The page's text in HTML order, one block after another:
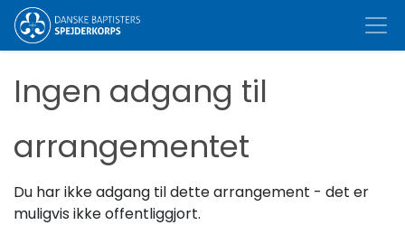
Ingen adgang til
arrangementet
Du har ikke adgang til dette arrangement - det er
muligvis ikke offentliggjort.